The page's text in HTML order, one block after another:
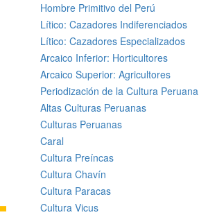
Hombre Primitivo del Perú
Lítico: Cazadores Indiferenciados
Lítico: Cazadores Especializados
Arcaico Inferior: Horticultores
Arcaico Superior: Agricultores
Periodización de la Cultura Peruana
Altas Culturas Peruanas
Culturas Peruanas
Caral
Cultura Preíncas
Cultura Chavín
Cultura Paracas
Cultura Vicus